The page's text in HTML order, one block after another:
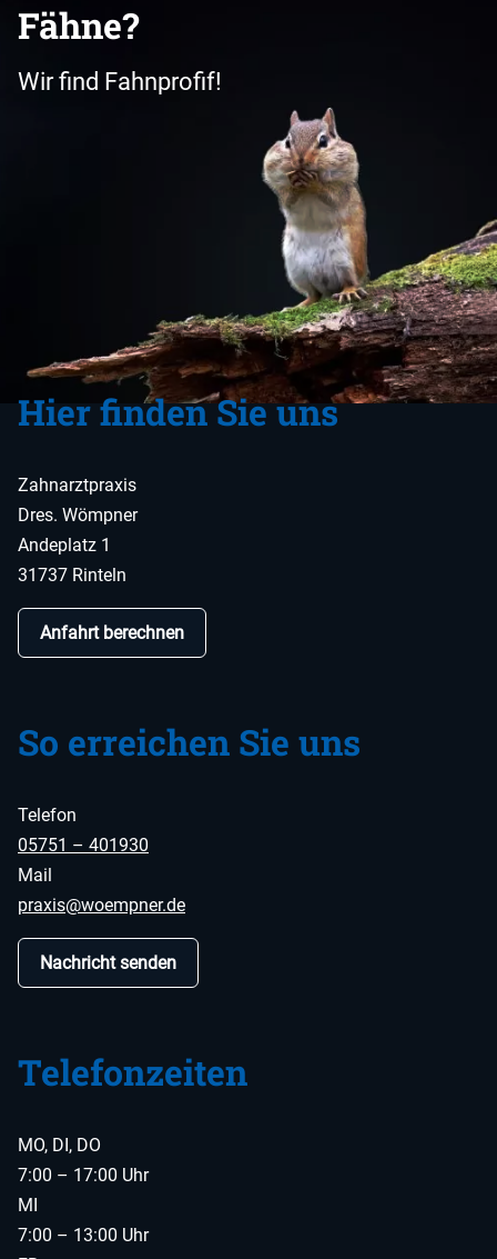
Fähne?
Wir find Fahnprofif!
Hier finden Sie uns
Zahnarztpraxis
Dres. Wömpner
Andeplatz 1
31737 Rinteln
Anfahrt berechnen
So erreichen Sie uns
Telefon
05751 – 401930
Mail
praxis@woempner.de
Nachricht senden
Telefonzeiten
MO, DI, DO
7:00 – 17:00 Uhr
MI
7:00 – 13:00 Uhr